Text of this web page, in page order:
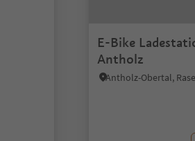
E-Bike
Antholz